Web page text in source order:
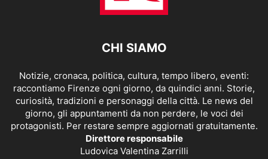
CHI SIAMO
Notizie, cronaca, politica, cultura, tempo libero, eventi:
raccontiamo Firenze ogni giorno, da quindici anni. Storie,
curiosità, tradizioni e personaggi della città. Le news del
giorno, gli appuntamenti da non perdere, le voci dei
protagonisti. Per restare sempre aggiornati gratuitamente.
Direttore responsabile
Ludovica Valentina Zarrilli